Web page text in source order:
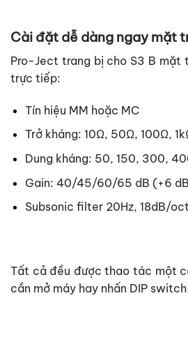
Cài đặt dễ dàng ngay mặt
Pro-Ject trang bị cho S3 B
trực tiếp:
Tín hiệu MM hoặc MC
Trở kháng: 10Ω, 50Ω, 100Ω,
Dung kháng: 50, 150, 300,
Gain: 40/45/60/65 dB (+6
Subsonic filter 20Hz, 18dB/oct
Tất cả đều được thao tác một
cần mở máy hay nhấn DIP